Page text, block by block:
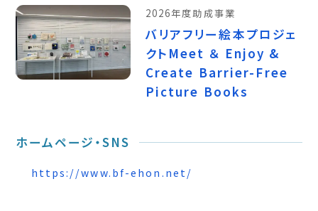
2026年度助成事業
バリアフリー絵本プロジェ
クトMeet ＆ Enjoy &
Create Barrier-Free
Picture Books
ホームページ・SNS
https://www.bf-ehon.net/